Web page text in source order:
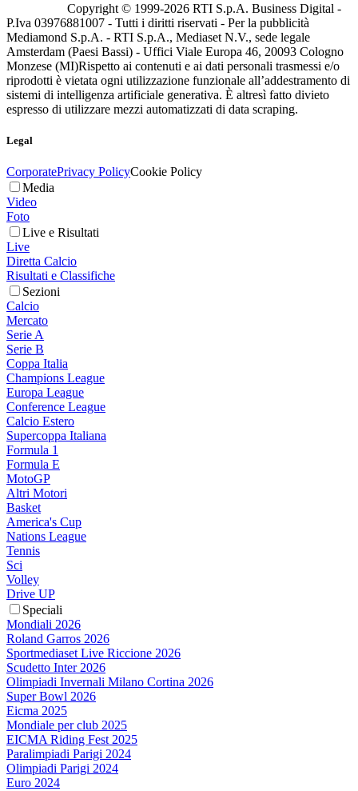
Copyright © 1999-2026 RTI S.p.A. Business Digital -
P.Iva 03976881007 - Tutti i diritti riservati - Per la pubblicità
Mediamond S.p.A. - RTI S.p.A., Mediaset N.V., sede legale
Amsterdam (Paesi Bassi) - Uffici Viale Europa 46, 20093 Cologno
Monzese (MI)Rispetto ai contenuti e ai dati personali trasmessi e/o
riprodotti è vietata ogni utilizzazione funzionale all’addestramento di
sistemi di intelligenza artificiale generativa. È altresì fatto divieto
espresso di utilizzare mezzi automatizzati di data scraping.
Legal
CorporatePrivacy PolicyCookie Policy
Media
Video
Foto
Live e Risultati
Live
Diretta Calcio
Risultati e Classifiche
Sezioni
Calcio
Mercato
Serie A
Serie B
Coppa Italia
Champions League
Europa League
Conference League
Calcio Estero
Supercoppa Italiana
Formula 1
Formula E
MotoGP
Altri Motori
Basket
America's Cup
Nations League
Tennis
Sci
Volley
Drive UP
Speciali
Mondiali 2026
Roland Garros 2026
Sportmediaset Live Riccione 2026
Scudetto Inter 2026
Olimpiadi Invernali Milano Cortina 2026
Super Bowl 2026
Eicma 2025
Mondiale per club 2025
EICMA Riding Fest 2025
Paralimpiadi Parigi 2024
Olimpiadi Parigi 2024
Euro 2024